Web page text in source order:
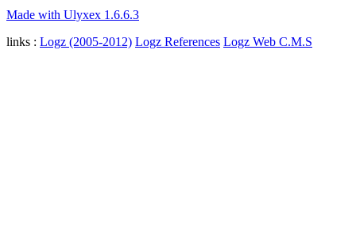
Made with Ulyxex 1.6.6.3
links : Logz (2005-2012) Logz References Logz Web C.M.S